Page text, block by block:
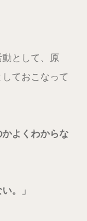
として、原
ておこなって
かよくわからな
。」